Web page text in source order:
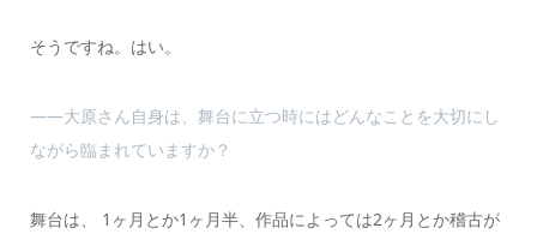
そうですね。はい。
――大原さん自身は、舞台に立つ時にはどんなことを大切にし
ながら臨まれていますか？
舞台は、 1ヶ月とか1ヶ月半、作品によっては2ヶ月とか稽古が